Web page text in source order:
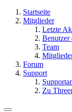
Startseite
Mitglieder
Letzte
Benutzer
Team
Forum
Support
Zu